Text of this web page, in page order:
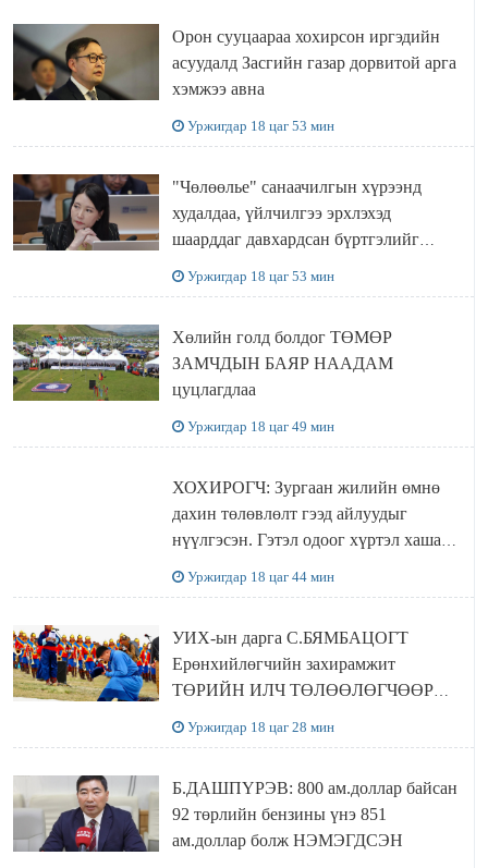
Орон сууцаараа хохирсон иргэдийн
асуудалд Засгийн газар дорвитой арга
хэмжээ авна
Уржигдар 18 цаг 53 мин
"Чөлөөлье" санаачилгын хүрээнд
худалдаа, үйлчилгээ эрхлэхэд
шаарддаг давхардсан бүртгэлийг
Уржигдар 18 цаг 53 мин
Хөлийн голд болдог ТӨМӨР
ЗАМЧДЫН БАЯР НААДАМ
цуцлагдлаа
Уржигдар 18 цаг 49 мин
ХОХИРОГЧ: Зургаан жилийн өмнө
дахин төлөвлөлт гээд айлуудыг
нүүлгэсэн. Гэтэл одоог хүртэл хашаа
Уржигдар 18 цаг 44 мин
УИХ-ын дарга С.БЯМБАЦОГТ
Ерөнхийлөгчийн захирамжит
ТӨРИЙН ИЛЧ ТӨЛӨӨЛӨГЧӨӨР
Уржигдар 18 цаг 28 мин
Б.ДАШПҮРЭВ: 800 ам.доллар байсан
92 төрлийн бензины үнэ 851
ам.доллар болж НЭМЭГДСЭН